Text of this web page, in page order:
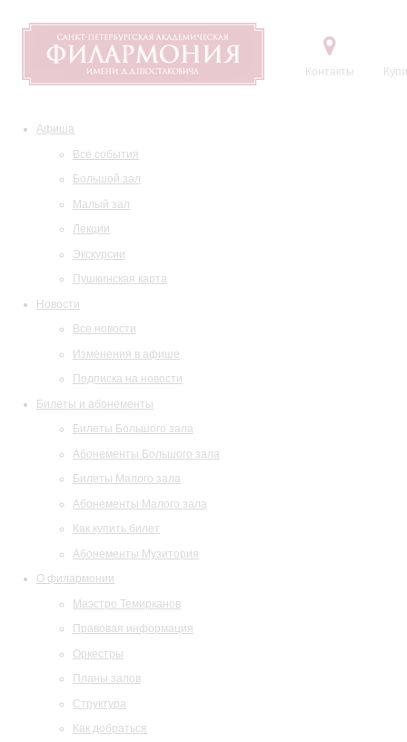
Контакты
Афиша
Все события
Большой зал
Малый зал
Лекции
Экскурсии
Пушкинская карта
Новости
Все новости
Изменения в афише
Подписка на новости
Билеты и абонементы
Билеты Большого зала
Абонементы Большого зала
Билеты Малого зала
Абонементы Малого зала
Как купить билет
Абонементы Музитория
О филармонии
Маэстро Темирканов
Правовая информация
Оркестры
Планы залов
Структура
Как добраться